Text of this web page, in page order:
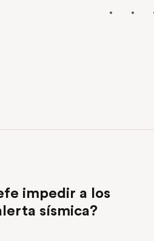
impedir a los
sísmica?